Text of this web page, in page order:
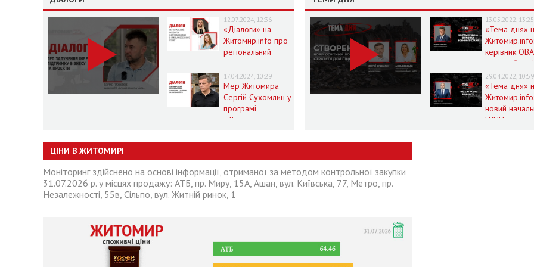
12.07.2024, 12:36
«Діалоги» на
Житомир.info про
регіональний
Житомирщини в
умовах воєнного
стану
17.04.2024, 10:29
Мер Житомира
Сергій Сухомлин у
програмі
«Діалоги» на
13.05.2022, 13:25
«Тема дня»
Житомир.info:
керівник
життя області
умовах
стану
29.04.2022, 10:59
«Тема дня»
Житомир.info:
новий
ГУНП
ЦІНИ В ЖИТОМИРІ
Моніторинг здійснено на основі інформації, отриманої за методом контрольної закупки
31.07.2026 р. у місцях продажу: АТБ, пр. Миру, 15А, Ашан, вул. Київська, 77, Метро, пр.
Незалежності, 55в, Сільпо, вул. Житній ринок, 1